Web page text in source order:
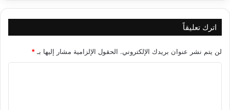
اترك تعليقاً
لن يتم نشر عنوان بريدك الإلكتروني. الحقول الإلزامية مشار إليها بـ*